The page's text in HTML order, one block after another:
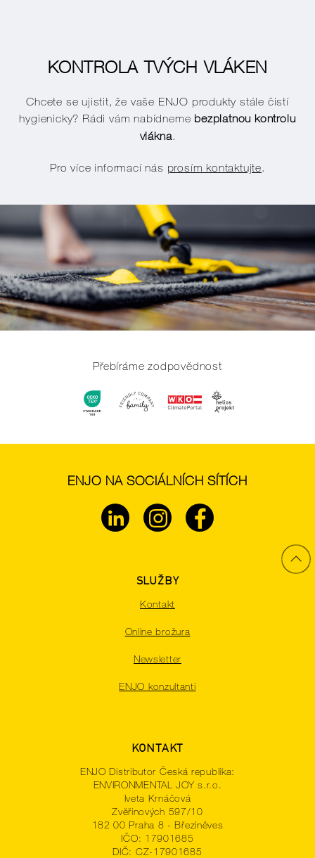
KONTROLA TVÝCH VLÁKEN
Chcete se ujistit, že vaše ENJO produkty stále čistí
hygienicky? Rádi vám nabídneme bezplatnou kontrolu
vlákna.
Pro více informací nás prosím kontaktujte.
Přebíráme zodpovědnost
ENJO NA SOCIÁLNÍCH SÍTÍCH
SLUŽBY
Kontakt
Online brožura
Newsletter
ENJO konzultanti
KONTAKT
ENJO Distributor Česká republika:
ENVIRONMENTAL JOY s.r.o.
Iveta Krnáčová
Zvěřinových 597/10
182 00 Praha 8 - Březiněves
IČO: 17901685
DIČ: CZ-17901685